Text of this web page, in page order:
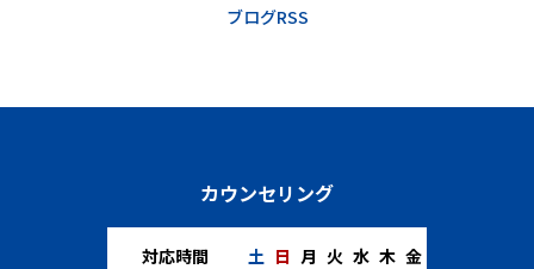
ブログRSS
カウンセリング
対応時間 土 日 月 火 水 木 金